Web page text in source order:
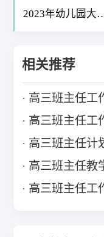
2023年幼儿园大
相关推荐
高三班主任工
高三班主任工
高三班主任计
高三班主任教
高三班主任工